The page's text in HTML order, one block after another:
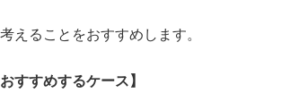
えることをおすすめします。
すすめするケース】